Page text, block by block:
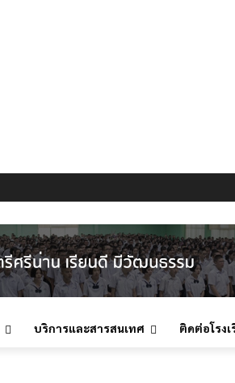
บริการและสารสนเทศ ติดต่อโรงเ